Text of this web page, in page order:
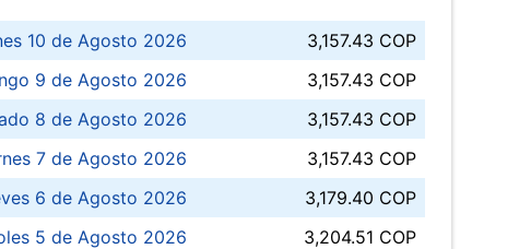
10 de Agosto 2026
3,157.43 COP
9 de Agosto 2026
3,157.43 COP
8 de Agosto 2026
3,157.43 COP
7 de Agosto 2026
3,157.43 COP
6 de Agosto 2026
3,179.40 COP
5 de Agosto 2026
3,204.51 COP